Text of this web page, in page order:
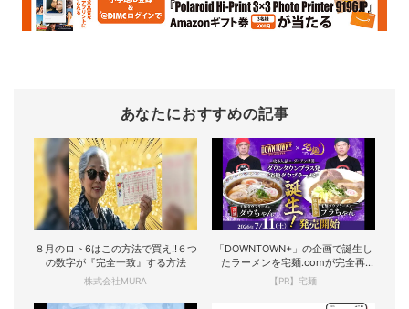
あなたにおすすめの記事
８月のロト6はこの方法で買え!!６つ
の数字が『完全一致』する方法
株式会社MURA
「DOWNTOWN+」の企画で誕生し
たラーメンを宅麺.comが完全再
現！
【PR】宅麺